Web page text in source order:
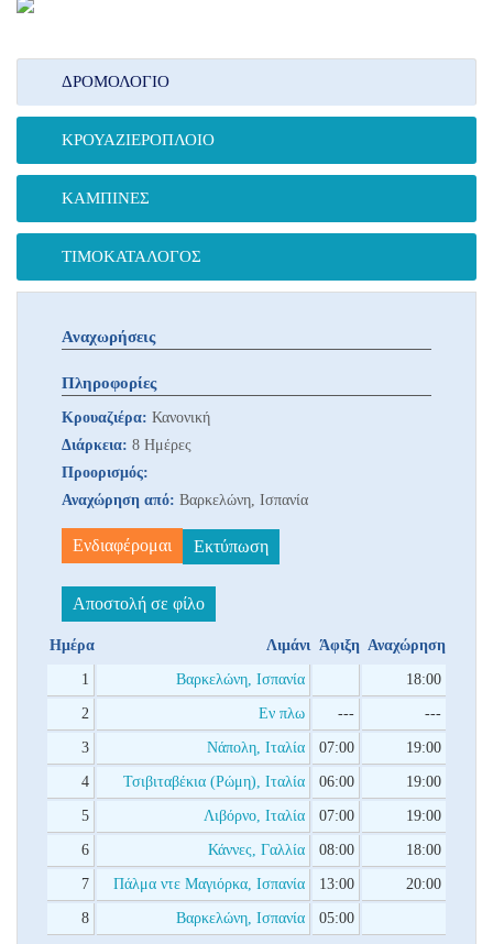
ΔΡΟΜΟΛΌΓΙΟ
ΚΡΟΥΑΖΙΕΡΌΠΛΟΙΟ
ΚΑΜΠΊΝΕΣ
ΤΙΜΟΚΑΤΆΛΟΓΟΣ
Αναχωρήσεις
Πληροφορίες
Κρουαζιέρα: Κανονική
Διάρκεια: 8 Ημέρες
Προορισμός:
Αναχώρηση από: Βαρκελώνη, Ισπανία
Ενδιαφέρομαι Εκτύπωση
Αποστολή σε φίλο
Ημέρα Λιμάνι Άφιξη Αναχώρηση
1 Βαρκελώνη, Ισπανία 18:00
2 Εν πλω --- ---
3 Νάπολη, Ιταλία 07:00 19:00
4 Τσιβιταβέκια (Ρώμη), Ιταλία 06:00 19:00
5 Λιβόρνο, Ιταλία 07:00 19:00
6 Κάννες, Γαλλία 08:00 18:00
7 Πάλμα ντε Μαγιόρκα, Ισπανία 13:00 20:00
8 Βαρκελώνη, Ισπανία 05:00